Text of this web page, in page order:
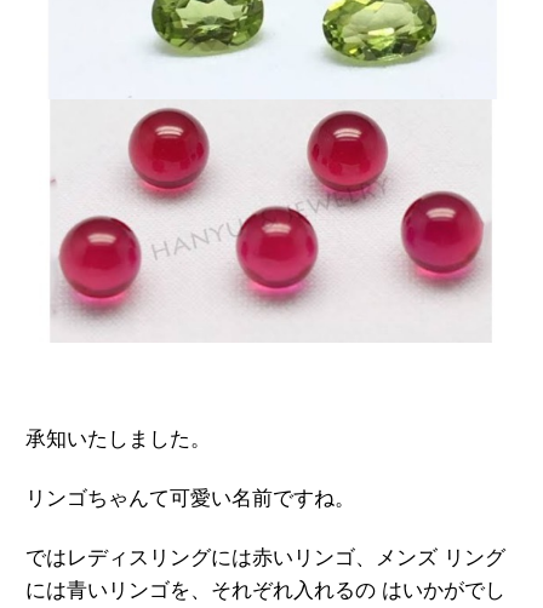
承知いたしました。
リンゴちゃんて可愛い名前ですね。
ではレディスリングには赤いリンゴ、メンズ リング
には青いリンゴを、それぞれ入れるの はいかがでし